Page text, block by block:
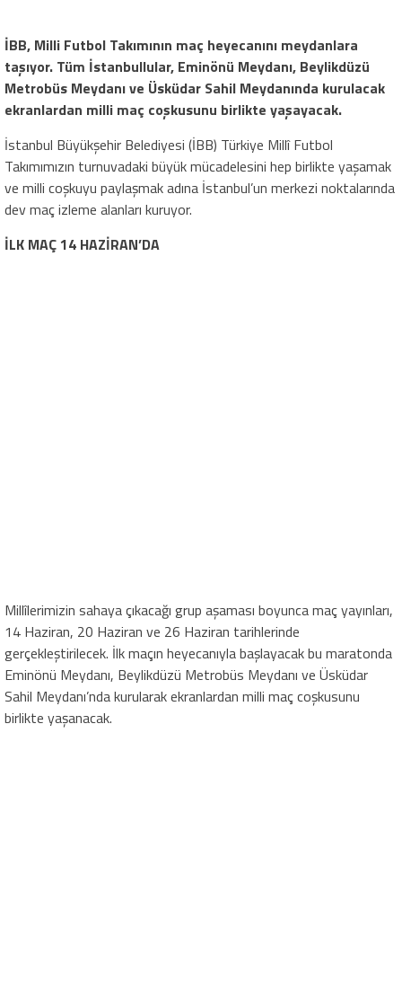
İBB, Milli Futbol Takımının maç heyecanını meydanlara
taşıyor. Tüm İstanbullular, Eminönü Meydanı, Beylikdüzü
Metrobüs Meydanı ve Üsküdar Sahil Meydanında kurulacak
ekranlardan milli maç coşkusunu birlikte yaşayacak.
İstanbul Büyükşehir Belediyesi (İBB) Türkiye Millî Futbol
Takımımızın turnuvadaki büyük mücadelesini hep birlikte yaşamak
ve milli coşkuyu paylaşmak adına İstanbul’un merkezi noktalarında
dev maç izleme alanları kuruyor.
İLK MAÇ 14 HAZİRAN’DA
Millîlerimizin sahaya çıkacağı grup aşaması boyunca maç yayınları,
14 Haziran, 20 Haziran ve 26 Haziran tarihlerinde
gerçekleştirilecek. İlk maçın heyecanıyla başlayacak bu maratonda
Eminönü Meydanı, Beylikdüzü Metrobüs Meydanı ve Üsküdar
Sahil Meydanı’nda kurularak ekranlardan milli maç coşkusunu
birlikte yaşanacak.